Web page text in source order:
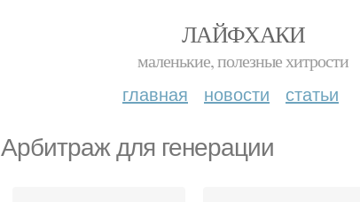
ЛАЙФХАКИ
маленькие, полезные хитрости
главная новости статьи
Арбитраж для генерации